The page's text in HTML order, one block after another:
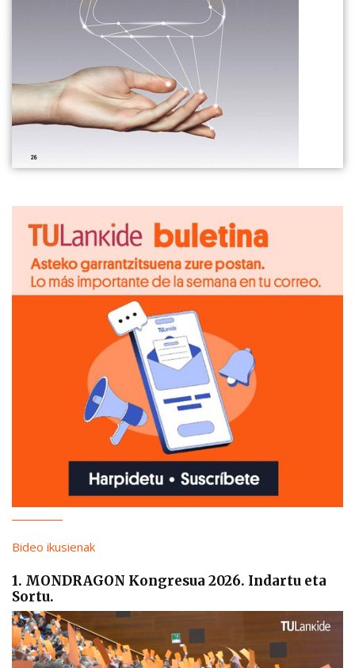
Bideo ikusienak
1. MONDRAGON Kongresua 2026. Indartu eta
Sortu.